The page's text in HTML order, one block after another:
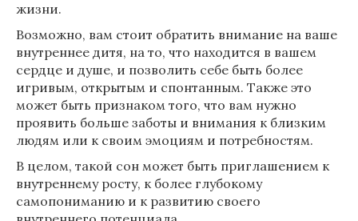
жизни.
Возможно, вам стоит обратить внимание на ваше
внутреннее дитя, на то, что находится в вашем
сердце и душе, и позволить себе быть более
игривым, открытым и спонтанным. Также это
может быть признаком того, что вам нужно
проявить больше заботы и внимания к близким
людям или к своим эмоциям и потребностям.
В целом, такой сон может быть приглашением к
внутреннему росту, к более глубокому
самопониманию и к развитию своего